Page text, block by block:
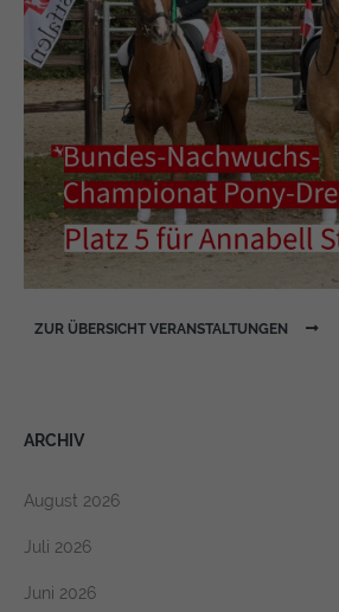
ARCHIV
August 2026
Juli 2026
Juni 2026
ZUR ÜBERSICHT VERANSTALTUNGEN